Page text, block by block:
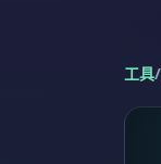
工具/